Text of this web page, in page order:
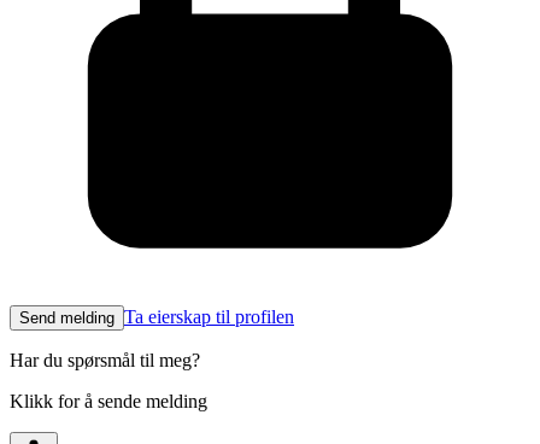
Send melding Ta eierskap til profilen
Har du spørsmål til meg?
Klikk for å sende melding